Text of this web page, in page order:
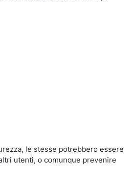
le stesse potrebbero essere
utenti, o comunque prevenire